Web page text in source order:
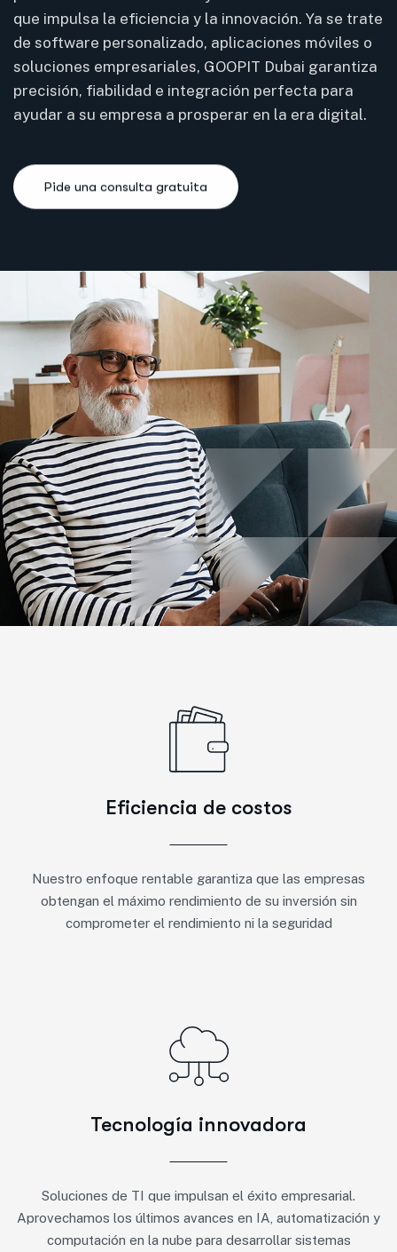
que impulsa la eficiencia y la innovación. Ya se trate
de software personalizado, aplicaciones móviles o
soluciones empresariales, GOOPIT Dubai garantiza
precisión, fiabilidad e integración perfecta para
ayudar a su empresa a prosperar en la era digital.
Pide una consulta gratuita
las empresas a crecer con confianza.
Pide una consulta gratuita
que impulsa la eficiencia y la innovación. Ya se trate
de software personalizado, aplicaciones móviles o
soluciones empresariales, GOOPIT Dubai garantiza
precisión, fiabilidad e integración perfecta para
ayudar a su empresa a prosperar en la era digital.
Pide una consulta gratuita
las empresas a crecer con confianza.
Pide una consulta gratuita
Eficiencia de costos
Nuestro enfoque rentable garantiza que las empresas
obtengan el máximo rendimiento de su inversión sin
comprometer el rendimiento ni la seguridad
Tecnología innovadora
Soluciones de TI que impulsan el éxito empresarial.
Aprovechamos los últimos avances en IA, automatización y
computación en la nube para desarrollar sistemas